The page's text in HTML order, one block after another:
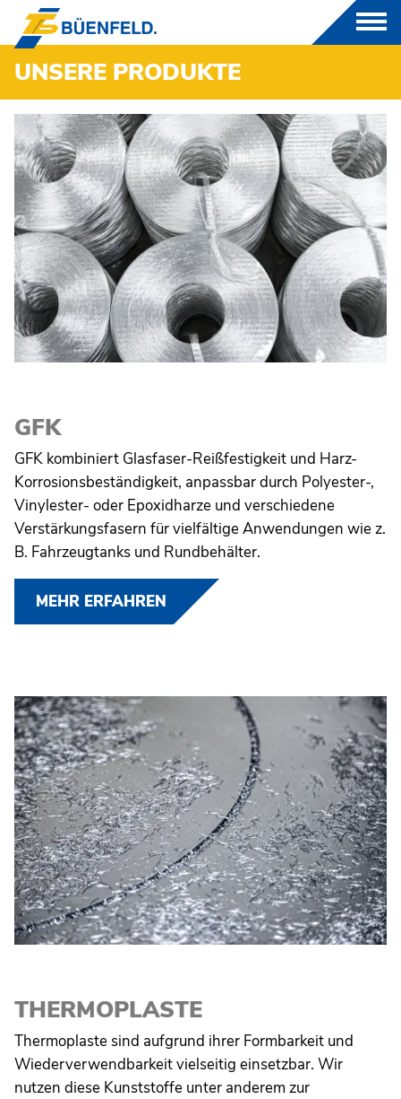
PRODUKTE
GFK
THERMOPLASTE
CNC-DREH UND FRÄSTEILE
FORMEN- UND MODELLBAU
LUFTTECHNIK
LEISTUNGEN
UNTERNEHMEN
DOWNLOADS
KARRIERE
KONTAKT
UNSERE PRODUKTE
GFK
GFK kombiniert Glasfaser-Reißfestigkeit und Harz-
Korrosionsbeständigkeit, anpassbar durch Polyester-,
Vinylester- oder Epoxidharze und verschiedene
Verstärkungsfasern für vielfältige Anwendungen wie z.
B. Fahrzeugtanks und Rundbehälter.
MEHR ERFAHREN
THERMOPLASTE
Thermoplaste sind aufgrund ihrer Formbarkeit und
Wiederverwendbarkeit vielseitig einsetzbar. Wir
nutzen diese Kunststoffe unter anderem zur